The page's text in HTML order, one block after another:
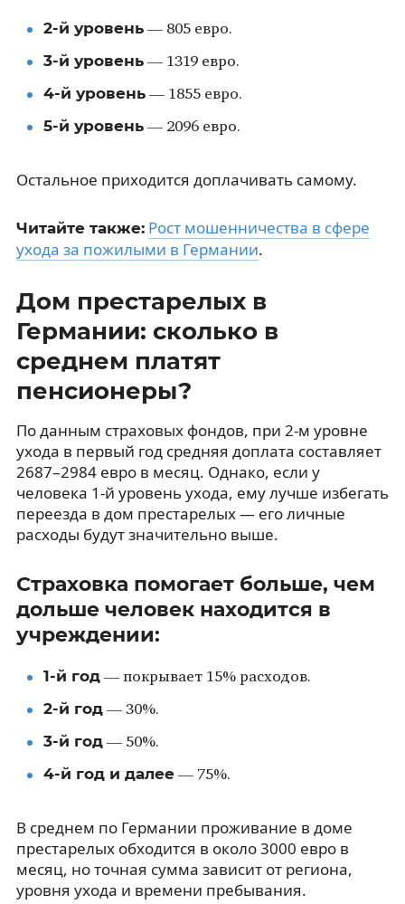
2-й уровень— 805 евро.
3-й уровень— 1319 евро.
4-й уровень— 1855 евро.
5-й уровень— 2096 евро.
Остальное приходится доплачивать самому.
Читайте также: Рост мошенничества в сфере
ухода за пожилыми в Германии.
Дом престарелых в
Германии: сколько в
среднем платят
пенсионеры?
По данным страховых фондов, при 2-м уровне
ухода в первый год средняя доплата составляет
2687–2984 евро в месяц. Однако, если у
человека 1-й уровень ухода, ему лучше избегать
переезда в дом престарелых — его личные
расходы будут значительно выше.
Страховка помогает больше, чем
дольше человек находится в
учреждении:
1-й год— покрывает 15% расходов.
2-й год— 30%.
3-й год— 50%.
4-й год и далее— 75%.
В среднем по Германии проживание в доме
престарелых обходится в около 3000 евро в
месяц, но точная сумма зависит от региона,
уровня ухода и времени пребывания.